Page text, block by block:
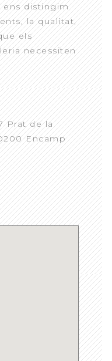
ens distingim
la qualitat,
els
necessiten
Prat de la
Encamp